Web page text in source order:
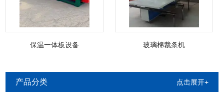
保温一体板设备 玻璃棉裁条机
产品分类 点击展开+